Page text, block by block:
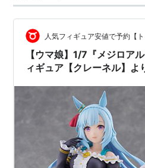
アマゾンウ
*Amazon
人気フィギュア安値で予約【
【ウマ娘】1/7『メジロア
ィギュア【クレーネル】